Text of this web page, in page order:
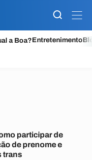
a Boa?Entretenimento
participar de
de prenome e
trans